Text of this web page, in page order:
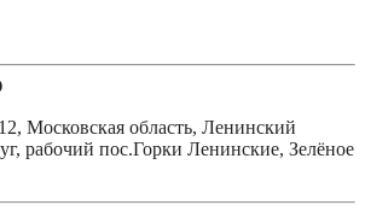
Московская область, Ленинский
рабочий пос.Горки Ленинские, Зелёное